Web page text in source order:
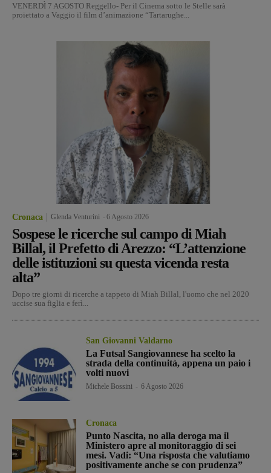
VENERDÌ 7 AGOSTO Reggello- Per il Cinema sotto le Stelle sarà
proiettato a Vaggio il film d’animazione “Tartarughe...
Cronaca Glenda Venturini 6 Agosto 2026
Sospese le ricerche sul campo di Miah
Billal, il Prefetto di Arezzo: “L’attenzione
delle istituzioni su questa vicenda resta
alta”
Dopo tre giorni di ricerche a tappeto di Miah Billal, l'uomo che nel 2020
uccise sua figlia e ferì...
San Giovanni Valdarno
La Futsal Sangiovannese ha scelto la
strada della continuità, appena un paio i
volti nuovi
Michele Bossini 6 Agosto 2026
Cronaca
Punto Nascita, no alla deroga ma il
Ministero apre al monitoraggio di sei
mesi. Vadi: “Una risposta che valutiamo
positivamente anche se con prudenza”